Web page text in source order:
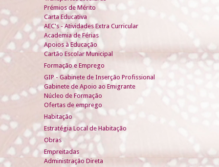
Prémios de Mérito
Carta Educativa
AEC's - Atividades Extra Curricular
Academia de Férias
Apoios à Educação
Cartão Escolar Municipal
Formação e Emprego
GIP - Gabinete de Inserção Profissional
Gabinete de Apoio ao Emigrante
Núcleo de Formação
Ofertas de emprego
Habitação
Estratégia Local de Habitação
Obras
Empreitadas
Administração Direta